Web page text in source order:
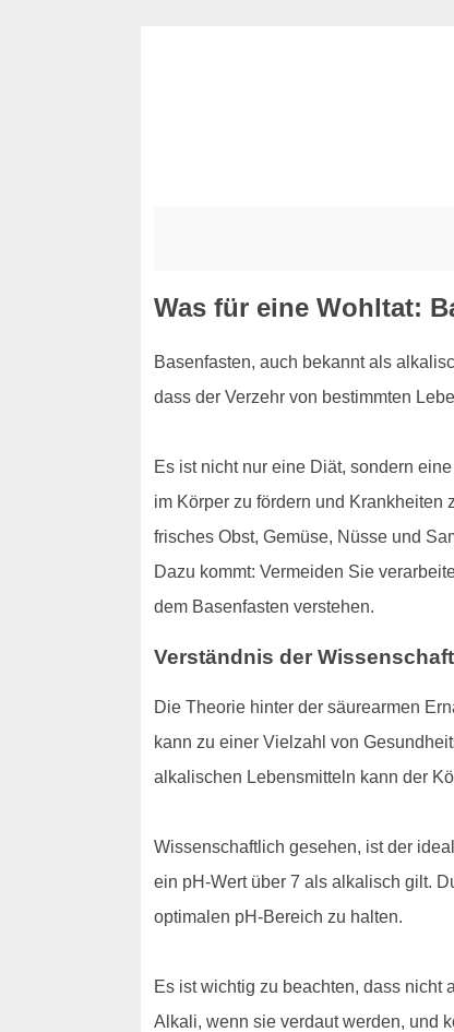
Was für eine Wohltat:
Basenfasten, auch bekannt als
dass der Verzehr von bestimmten
Es ist nicht nur eine Diät, sondern
im Körper zu fördern und
frisches Obst, Gemüse, Nüsse und
Dazu kommt: Vermeiden Sie
dem Basenfasten verstehen.
Verständnis der Wissenschaft
Die Theorie hinter der säurearmen
kann zu einer Vielzahl von
alkalischen Lebensmitteln kann der
Wissenschaftlich gesehen, ist der
ein pH-Wert über 7 als alkalisch gilt.
optimalen pH-Bereich zu halten.
Es ist wichtig zu beachten, dass
Alkali, wenn sie verdaut werden, und